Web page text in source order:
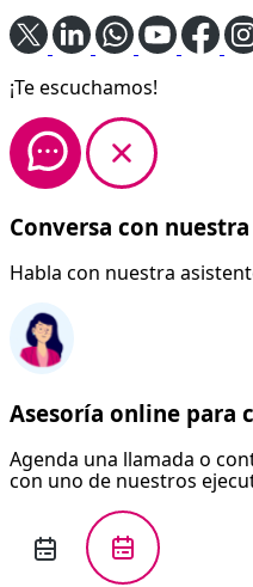
¡Te escuchamos!
Conversa con
Habla con nuestra
Asesoría online para
Agenda una llamada o
con uno de nuestros